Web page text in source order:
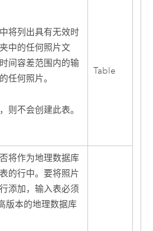
将列出具有无效时
中的任何照片文
间容差范围内的输
任何照片。
则不会创建此表。
Table
将作为地理数据库
的行中。要将照片
添加，输入表必须
版本的地理数据库